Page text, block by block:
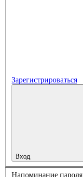
Зарегистрироваться
Вход
Напоминание пароля